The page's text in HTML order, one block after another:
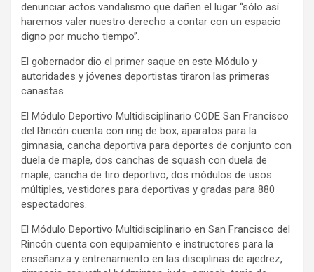
denunciar actos vandalismo que dañen el lugar “sólo así
haremos valer nuestro derecho a contar con un espacio
digno por mucho tiempo”.
El gobernador dio el primer saque en este Módulo y
autoridades y jóvenes deportistas tiraron las primeras
canastas.
El Módulo Deportivo Multidisciplinario CODE San Francisco
del Rincón cuenta con ring de box, aparatos para la
gimnasia, cancha deportiva para deportes de conjunto con
duela de maple, dos canchas de squash con duela de
maple, cancha de tiro deportivo, dos módulos de usos
múltiples, vestidores para deportivas y gradas para 880
espectadores.
El Módulo Deportivo Multidisciplinario en San Francisco del
Rincón cuenta con equipamiento e instructores para la
enseñanza y entrenamiento en las disciplinas de ajedrez,